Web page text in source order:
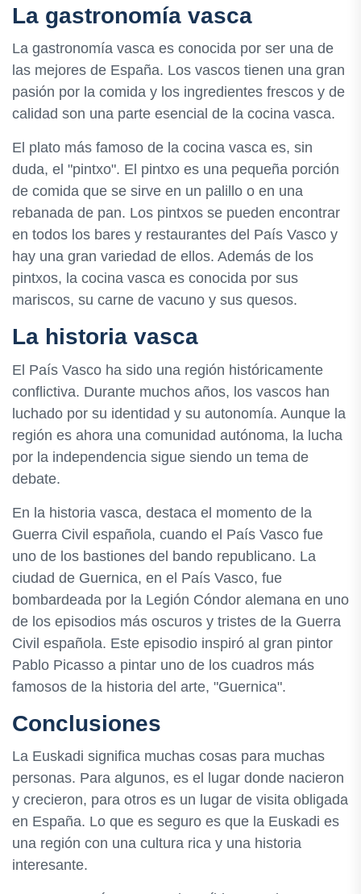
La gastronomía vasca
La gastronomía vasca es conocida por ser una de
las mejores de España. Los vascos tienen una gran
pasión por la comida y los ingredientes frescos y de
calidad son una parte esencial de la cocina vasca.
El plato más famoso de la cocina vasca es, sin
duda, el "pintxo". El pintxo es una pequeña porción
de comida que se sirve en un palillo o en una
rebanada de pan. Los pintxos se pueden encontrar
en todos los bares y restaurantes del País Vasco y
hay una gran variedad de ellos. Además de los
pintxos, la cocina vasca es conocida por sus
mariscos, su carne de vacuno y sus quesos.
La historia vasca
El País Vasco ha sido una región históricamente
conflictiva. Durante muchos años, los vascos han
luchado por su identidad y su autonomía. Aunque la
región es ahora una comunidad autónoma, la lucha
por la independencia sigue siendo un tema de
debate.
En la historia vasca, destaca el momento de la
Guerra Civil española, cuando el País Vasco fue
uno de los bastiones del bando republicano. La
ciudad de Guernica, en el País Vasco, fue
bombardeada por la Legión Cóndor alemana en uno
de los episodios más oscuros y tristes de la Guerra
Civil española. Este episodio inspiró al gran pintor
Pablo Picasso a pintar uno de los cuadros más
famosos de la historia del arte, "Guernica".
Conclusiones
La Euskadi significa muchas cosas para muchas
personas. Para algunos, es el lugar donde nacieron
y crecieron, para otros es un lugar de visita obligada
en España. Lo que es seguro es que la Euskadi es
una región con una cultura rica y una historia
interesante.